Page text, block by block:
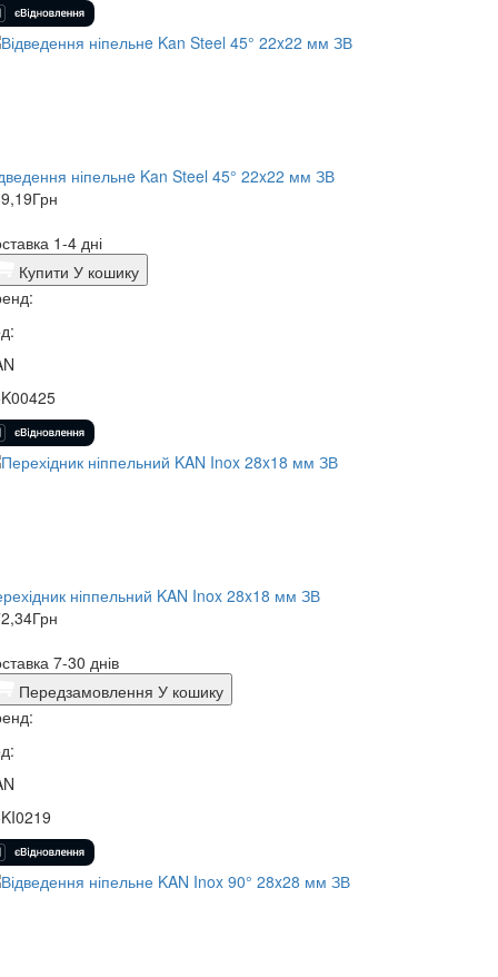
ніпельнe Kan Steel 45° 22x22 мм ЗВ
Грн
1-4 дні
Купити У кошику
ніппельний KAN Inox 28x18 мм ЗВ
Грн
7-30 днів
Передзамовлення У кошику